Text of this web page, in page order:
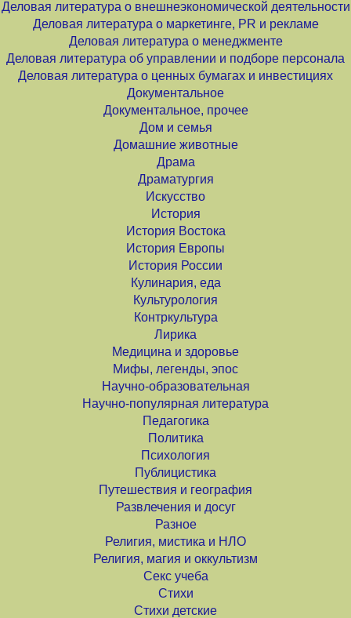
Деловая литература о внешнеэкономической деятельности
Деловая литература о маркетинге, PR и рекламе
Деловая литература о менеджменте
Деловая литература об управлении и подборе персонала
Деловая литература о ценных бумагах и инвестициях
Документальное
Документальное, прочее
Дом и семья
Домашние животные
Драма
Драматургия
Искусство
История
История Востока
История Европы
История России
Кулинария, еда
Культурология
Контркультура
Лирика
Медицина и здоровье
Мифы, легенды, эпос
Научно-образовательная
Научно-популярная литература
Педагогика
Политика
Психология
Публицистика
Путешествия и география
Развлечения и досуг
Разное
Религия, мистика и НЛО
Религия, магия и оккультизм
Секс учеба
Стихи
Стихи детские